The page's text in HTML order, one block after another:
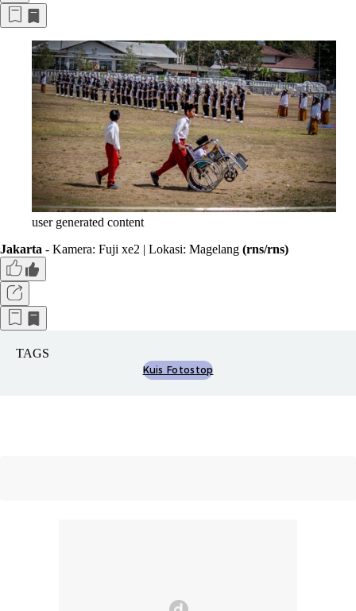
user generated content
Jakarta - Kamera: Fuji xe2 | Lokasi: Magelang (rns/rns)
TAGS
Kuis Fotostop